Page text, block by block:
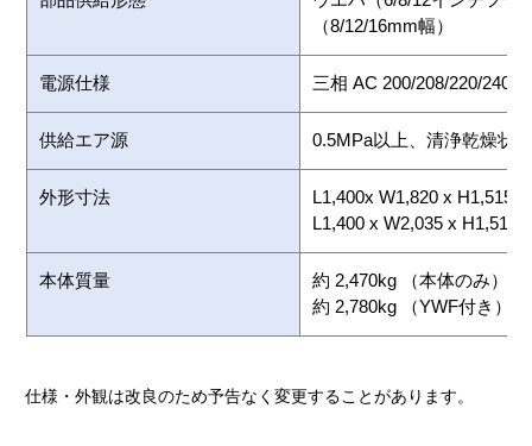
（8/12/16mm幅）
電源仕様 三相 AC 200/208/220/240/
供給エア源 0.5MPa以上、清浄乾燥状態
外形寸法
L1,400x W1,820 x
L1,400 x W2,035 x
本体質量
約 2,470kg （本体のみ）
約 2,780kg （YWF付き）
仕様・外観は改良のため予告なく変更することがあります。